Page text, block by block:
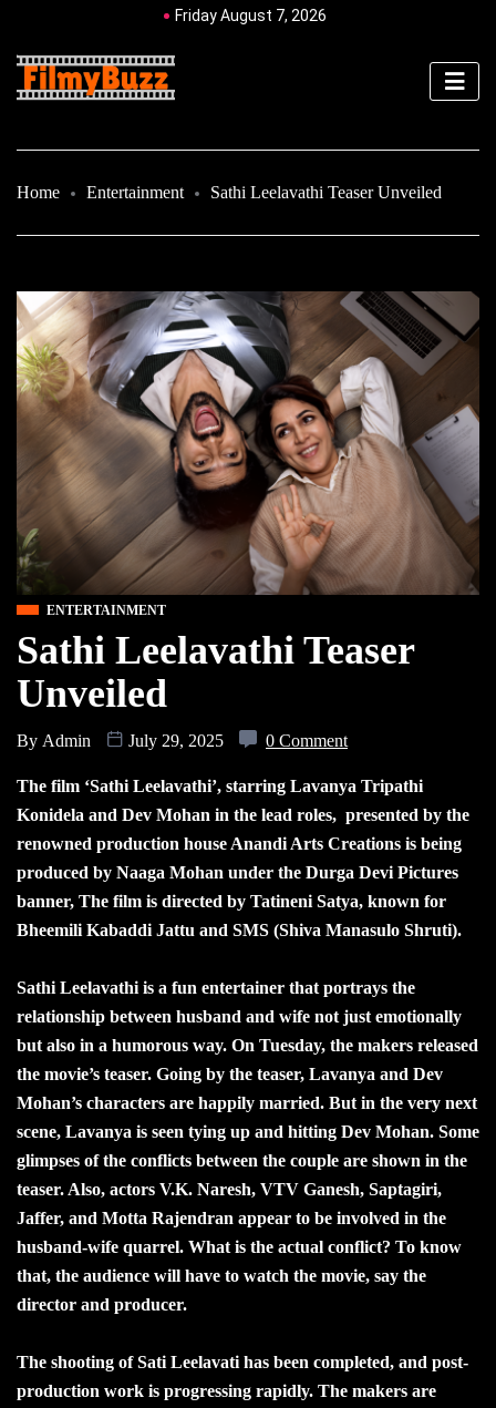
Friday August 7, 2026
Home Entertainment Sathi Leelavathi Teaser Unveiled
ENTERTAINMENT
Sathi Leelavathi Teaser
Unveiled
By Admin July 29, 2025 0 Comment
The film ‘Sathi Leelavathi’, starring Lavanya Tripathi
Konidela and Dev Mohan in the lead roles, presented by the
renowned production house Anandi Arts Creations is being
produced by Naaga Mohan under the Durga Devi Pictures
banner, The film is directed by Tatineni Satya, known for
Bheemili Kabaddi Jattu and SMS (Shiva Manasulo Shruti).
Sathi Leelavathi is a fun entertainer that portrays the
relationship between husband and wife not just emotionally
but also in a humorous way. On Tuesday, the makers released
the movie’s teaser. Going by the teaser, Lavanya and Dev
Mohan’s characters are happily married. But in the very next
scene, Lavanya is seen tying up and hitting Dev Mohan. Some
glimpses of the conflicts between the couple are shown in the
teaser. Also, actors V.K. Naresh, VTV Ganesh, Saptagiri,
Jaffer, and Motta Rajendran appear to be involved in the
husband-wife quarrel. What is the actual conflict? To know
that, the audience will have to watch the movie, say the
director and producer.
The shooting of Sati Leelavati has been completed, and post-
production work is progressing rapidly. The makers are